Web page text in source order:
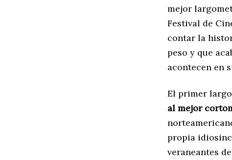
mejor
Festival de
contar la
peso y que
acontecen en
El primer
al mejor
propia
veraneantes